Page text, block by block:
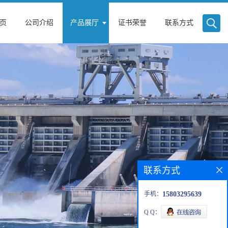
公司介绍 产品展厅 证书荣誉 联系方式
联系方式
手机： 15803295639
Q Q：